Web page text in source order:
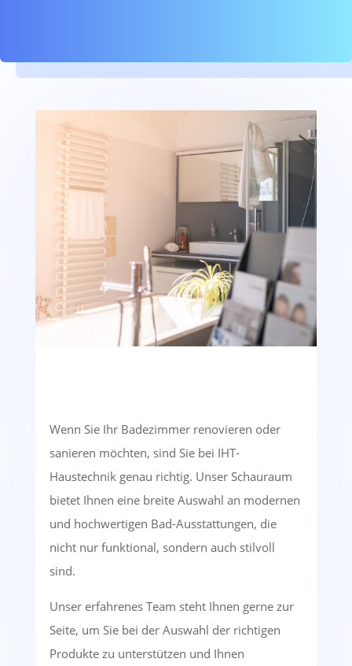
Wenn Sie Ihr Badezimmer renovieren oder
sanieren möchten, sind Sie bei IHT-
Haustechnik genau richtig. Unser Schauraum
bietet Ihnen eine breite Auswahl an modernen
und hochwertigen Bad-Ausstattungen, die
nicht nur funktional, sondern auch stilvoll
sind.
Unser erfahrenes Team steht Ihnen gerne zur
Seite, um Sie bei der Auswahl der richtigen
Produkte zu unterstützen und Ihnen